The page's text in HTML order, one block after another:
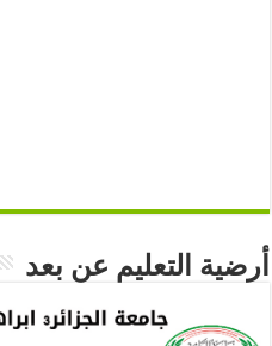
أرضية التعليم عن بعد